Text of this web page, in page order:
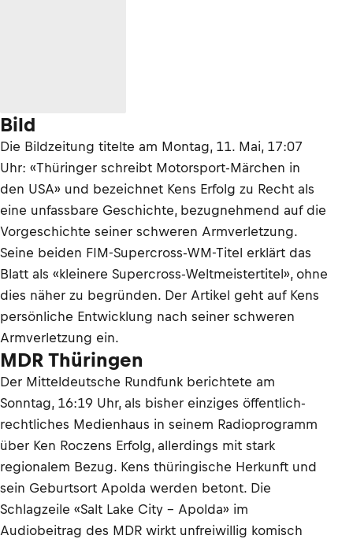
Bild
Die Bildzeitung titelte am Montag, 11. Mai, 17:07
Uhr: «Thüringer schreibt Motorsport-Märchen in
den USA» und bezeichnet Kens Erfolg zu Recht als
eine unfassbare Geschichte, bezugnehmend auf die
Vorgeschichte seiner schweren Armverletzung.
Seine beiden FIM-Supercross-WM-Titel erklärt das
Blatt als «kleinere Supercross-Weltmeistertitel», ohne
dies näher zu begründen. Der Artikel geht auf Kens
persönliche Entwicklung nach seiner schweren
Armverletzung ein.
MDR Thüringen
Der Mitteldeutsche Rundfunk berichtete am
Sonntag, 16:19 Uhr, als bisher einziges öffentlich-
rechtliches Medienhaus in seinem Radioprogramm
über Ken Roczens Erfolg, allerdings mit stark
regionalem Bezug. Kens thüringische Herkunft und
sein Geburtsort Apolda werden betont. Die
Schlagzeile «Salt Lake City – Apolda» im
Audiobeitrag des MDR wirkt unfreiwillig komisch